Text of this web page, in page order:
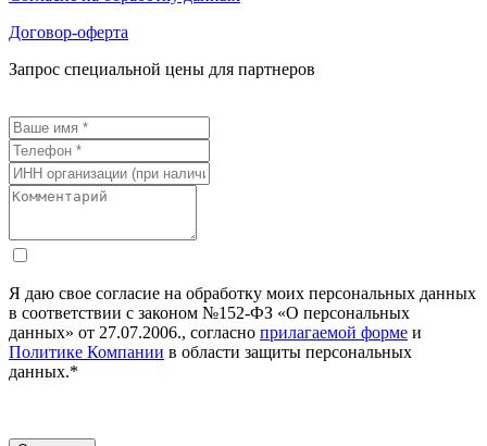
Договор-оферта
Запрос специальной цены для партнеров
Я даю свое согласие на обработку моих персональных данных
в соответствии с законом №152-ФЗ «О персональных
данных» от 27.07.2006., согласно прилагаемой форме и
Политике Компании в области защиты персональных
данных.*